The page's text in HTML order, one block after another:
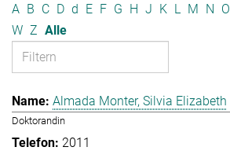
A B C D d E F G H J K L M N O
W Z Alle
Almada Monter, Silvia Elizabeth
Doktorandin
2011